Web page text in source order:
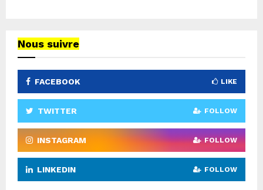
Nous suivre
FACEBOOK LIKE
TWITTER FOLLOW
INSTAGRAM FOLLOW
LINKEDIN FOLLOW